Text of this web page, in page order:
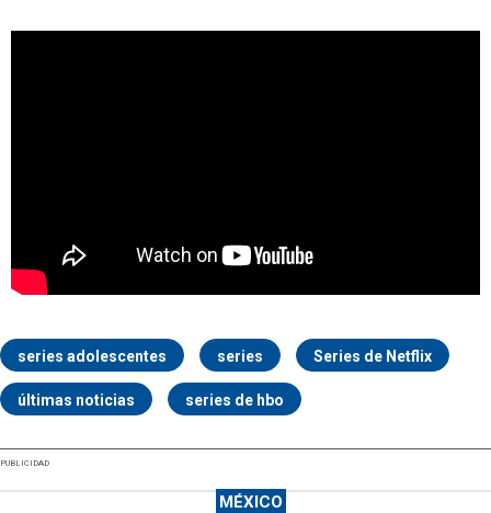
series adolescentes series Series de Netflix
últimas noticias series de hbo
PUBLICIDAD
MÉXICO